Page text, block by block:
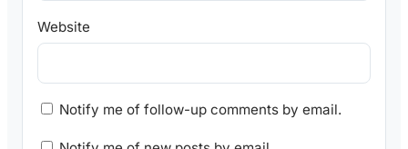
Website
Notify me of follow-up comments by email.